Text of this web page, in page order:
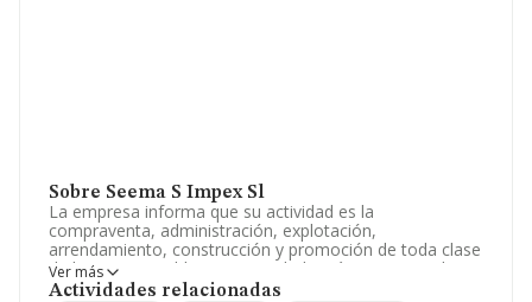
Sobre Seema S Impex Sl
La empresa informa que su actividad es la
compraventa, administración, explotación,
arrendamiento, construcción y promoción de toda clase
de bienes inmuebles. La sociedad está inscrita en el
Registro Mercantil como Sociedad Limitada. Tiene
Ver más
Actividades relacionadas